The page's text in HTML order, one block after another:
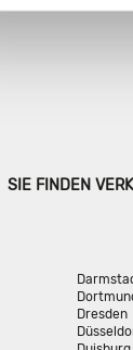
SIE FINDEN
Dresden